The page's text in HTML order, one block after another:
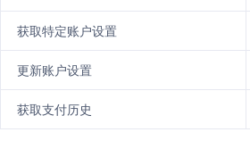
获取特定账户设置
更新账户设置
获取支付历史